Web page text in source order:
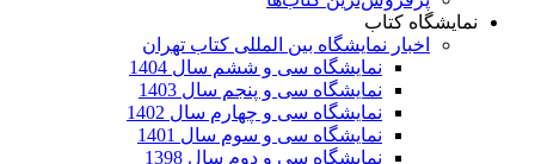
نمایشگاه کتاب
اخبار نمایشگاه بین المللی کتاب تهران
نمایشگاه سی و ششم سال 1404
نمایشگاه سی و پنجم سال 1403
نمایشگاه سی و چهارم سال 1402
نمایشگاه سی و سوم سال 1401
نمایشگاه سی و دوم سال 1398